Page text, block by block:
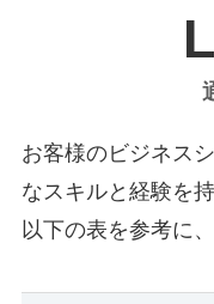
お客様のビジネス
なスキルと経験を
以下の表を参考に